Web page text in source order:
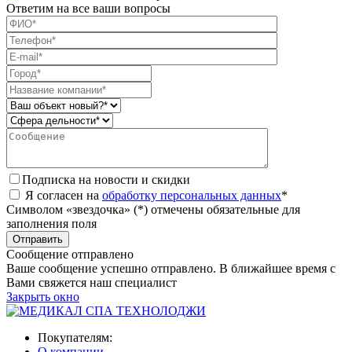
Ответим на все ваши вопросы
Подписка на новости и скидки
Я согласен на обработку персональных данных*
Символом «звездочка» (*) отмечены обязательные для
заполнения поля
Сообщение отправлено
Ваше сообщение успешно отправлено. В ближайшее время с
Вами свяжется наш специалист
Закрыть окно
Покупателям: